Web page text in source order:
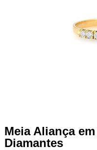
Meia Aliança
Diamantes